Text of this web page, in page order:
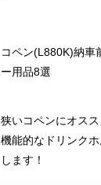
コペン(L880K)納車
ー用品8選
狭いコペンにオス
機能的なドリンク
します！